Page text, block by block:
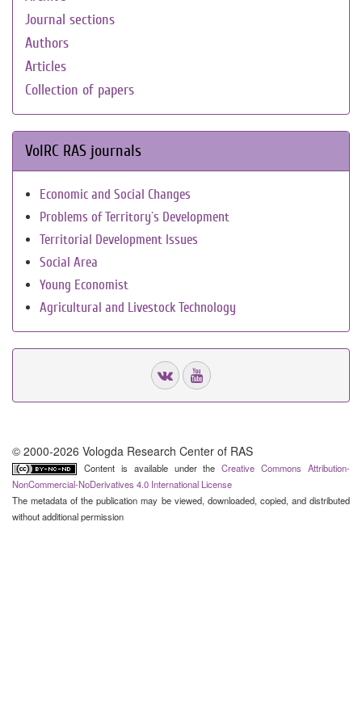
Journal sections
Authors
Articles
Collection of papers
VolRC RAS journals
Economic and Social Changes
Problems of Territory`s Development
Territorial Development Issues
Social Area
Young Economist
Agricultural and Livestock Technology
© 2000-2026 Vologda Research Center of RAS
Content is available under theCreative Commons Attribution-
NonCommercial-NoDerivatives 4.0 International License
The metadata of the publication may be viewed, downloaded, copied, and distributed
without additional permission